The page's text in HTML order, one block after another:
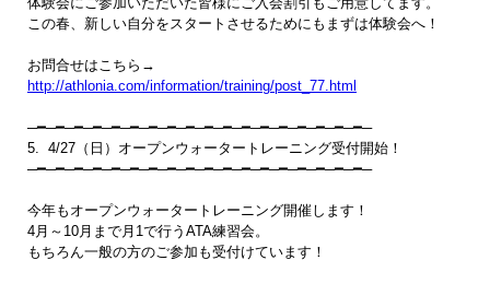
この春、新しい自分をスタートさせるためにもまずは体験会へ！
http://athlonia.com/information/training/post_77.html
─━─━─━─━─━─━─━─━─━─━─━─━─━─━─━─━─━─━─
5.  4/27（日）オープンウォータートレーニング受付開始！
─━─━─━─━─━─━─━─━─━─━─━─━─━─━─━─━─━─━─
今年もオープンウォータートレーニング開催します！
4月～10月まで月1で行うATA練習会。
もちろん一般の方のご参加も受付けています！